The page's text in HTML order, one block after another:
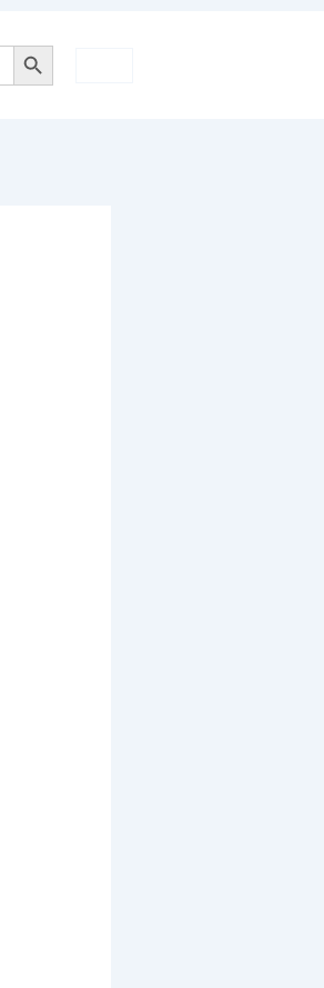
Search Button